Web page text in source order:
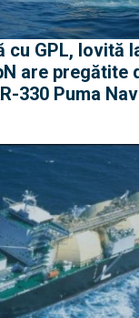
cu GPL, lovită
are pregătite
330 Puma